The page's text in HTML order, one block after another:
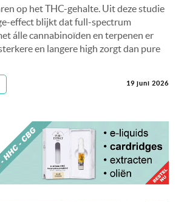
op het THC-gehalte. Uit deze studie
effect blijkt dat full-spectrum
álle cannabinoïden en terpenen er
en langere high zorgt dan pure
19 juni 2026